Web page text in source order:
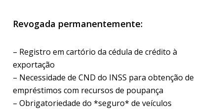
Revogada permanentemente:
– Registro em cartório da cédula de crédito à
exportação
– Necessidade de CND do INSS para obtenção de
empréstimos com recursos de poupança
– Obrigatoriedade do *seguro* de veículos